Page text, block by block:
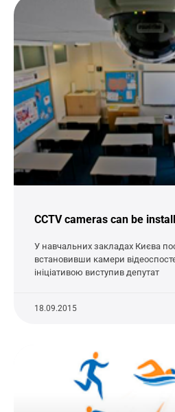
CCTV cameras can be
У навчальних закладах Києва
встановивши камери
ініціативою виступив депутат
18.09.2015